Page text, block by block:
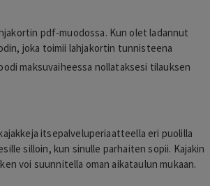
pdf-muodossa. Kun olet ladannut
joka toimii lahjakortin tunnisteena
maksuvaiheessa nollataksesi tilauksen
itsepalveluperiaatteella eri puolilla
silloin, kun sinulle parhaiten sopii. Kajakin
voi suunnitella oman aikataulun mukaan.